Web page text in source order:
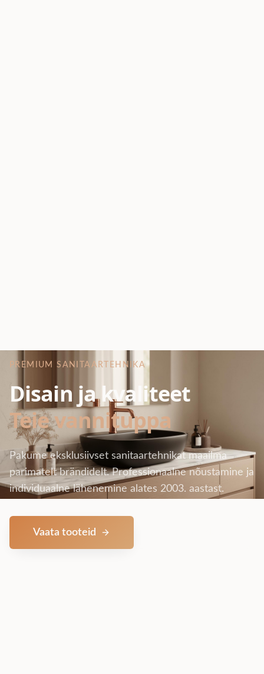
PREMIUM SANITAARTEHNIKA
Disain ja kvaliteet
Teie vannituppa
Pakume eksklusiivset sanitaartehnikat maailma
parimatelt brändidelt. Professionaalne nõustamine ja
individuaalne lähenemine alates 2003. aastast.
Vaata tooteid